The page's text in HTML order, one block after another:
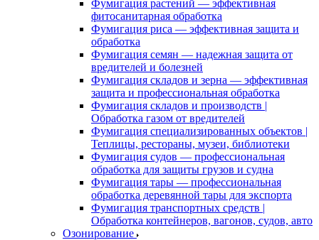
Фумигация растений — эффективная
фитосанитарная обработка
Фумигация риса — эффективная защита и
обработка
Фумигация семян — надежная защита от
вредителей и болезней
Фумигация складов и зерна — эффективная
защита и профессиональная обработка
Фумигация складов и производств |
Обработка газом от вредителей
Фумигация специализированных объектов |
Теплицы, рестораны, музеи, библиотеки
Фумигация судов — профессиональная
обработка для защиты грузов и судна
Фумигация тары — профессиональная
обработка деревянной тары для экспорта
Фумигация транспортных средств |
Обработка контейнеров, вагонов, судов, авто
Озонирование